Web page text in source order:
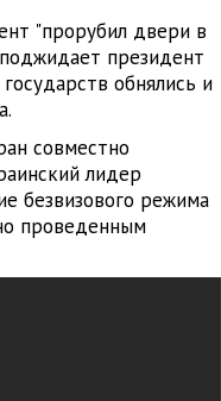
"прорубил двери в
президент
обнялись и
совместно
лидер
безвизового режима
проведенным